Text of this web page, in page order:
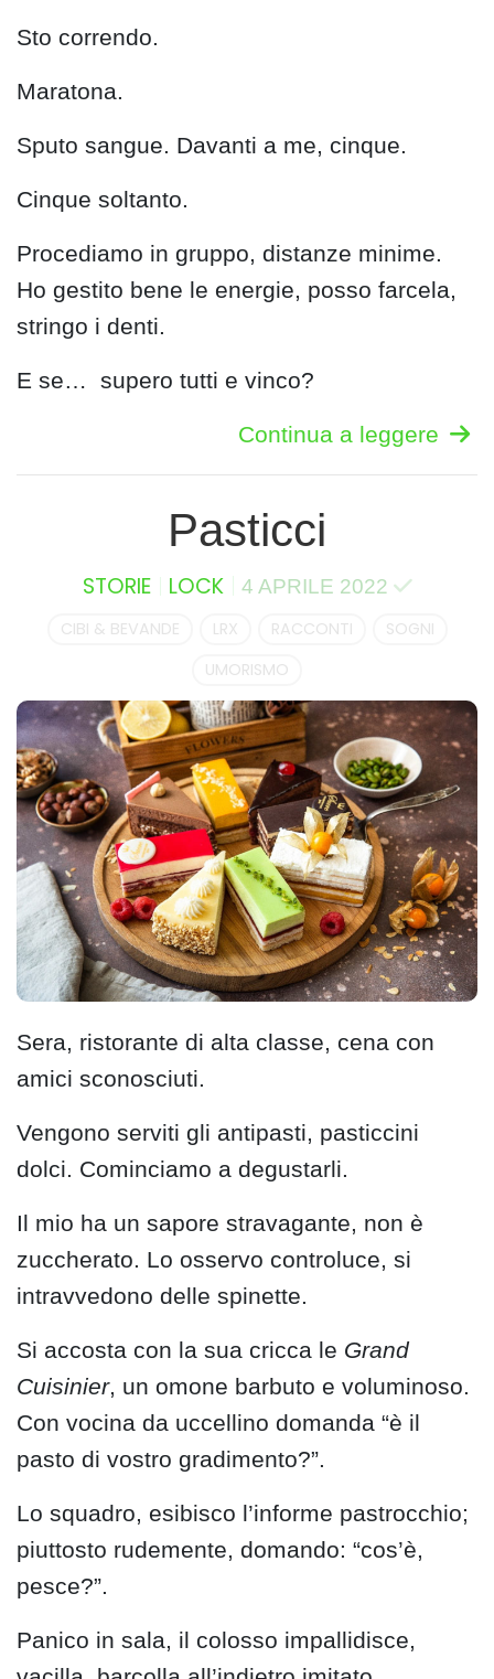
Sto correndo.
Maratona.
Sputo sangue. Davanti a me, cinque.
Cinque soltanto.
Procediamo in gruppo, distanze minime.
Ho gestito bene le energie, posso farcela,
stringo i denti.
E se… supero tutti e vinco?
Continua a leggere
Pasticci
STORIE LOCK 4 APRILE 2022
CIBI & BEVANDE LRX RACCONTI
SOGNI
UMORISMO
Sera, ristorante di alta classe, cena con
amici sconosciuti.
Vengono serviti gli antipasti, pasticcini
dolci. Cominciamo a degustarli.
Il mio ha un sapore stravagante, non è
zuccherato. Lo osservo controluce, si
intravvedono delle spinette.
Si accosta con la sua cricca le Grand
Cuisinier, un omone barbuto e voluminoso.
Con vocina da uccellino domanda “è il
pasto di vostro gradimento?”.
Lo squadro, esibisco l’informe pastrocchio;
piuttosto rudemente, domando: “cos’è,
pesce?”.
Panico in sala, il colosso impallidisce,